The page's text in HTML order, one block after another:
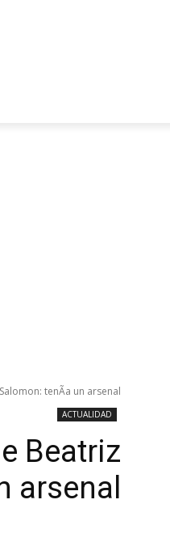
tenÃ­a un arsenal
ACTUALIDAD
Beatriz
arsenal